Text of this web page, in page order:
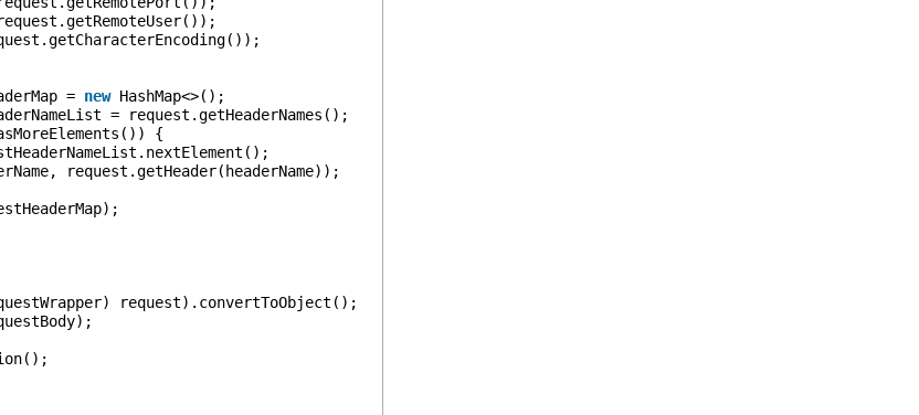
= new HashMap<>();
= request.getHeaderNames();
{
request.getHeader(headerName));
request).convertToObject();